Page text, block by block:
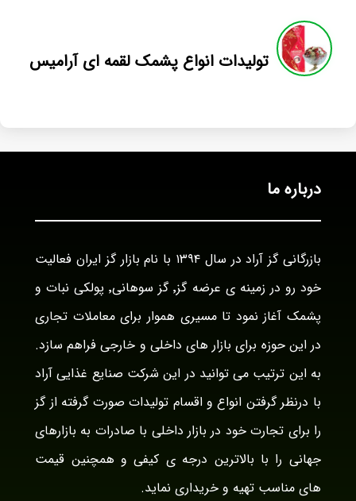
تولیدات انواع پشمک لقمه ای آرامیس
درباره ما
بازرگانی گز آراد در سال ۱۳۹۴ با نام بازار گز ایران فعالیت
خود رو در زمینه ی عرضه گز٬ گز سوهانی٬ پولکی نبات و
پشمک آغاز نمود تا مسیری هموار برای معاملات تجاری
در این حوزه برای بازار های داخلی و خارجی فراهم سازد.
به این ترتیب می توانید در این شرکت صنایع غذایی آراد
با درنظر گرفتن انواع و اقسام تولیدات صورت گرفته از گز
را برای تجارت خود در بازار داخلی با صادرات به بازارهای
جهانی را با بالاترین درجه ی کیفی و همچنین قیمت
های مناسب تهیه و خریداری نماید.